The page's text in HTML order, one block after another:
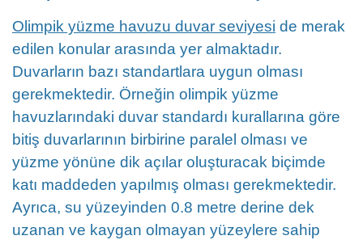
Olimpik yüzme havuzu duvar seviyesi de merak
edilen konular arasında yer almaktadır.
Duvarların bazı standartlara uygun olması
gerekmektedir. Örneğin olimpik yüzme
havuzlarındaki duvar standardı kurallarına göre
bitiş duvarlarının birbirine paralel olması ve
yüzme yönüne dik açılar oluşturacak biçimde
katı maddeden yapılmış olması gerekmektedir.
Ayrıca, su yüzeyinden 0.8 metre derine dek
uzanan ve kaygan olmayan yüzeylere sahip